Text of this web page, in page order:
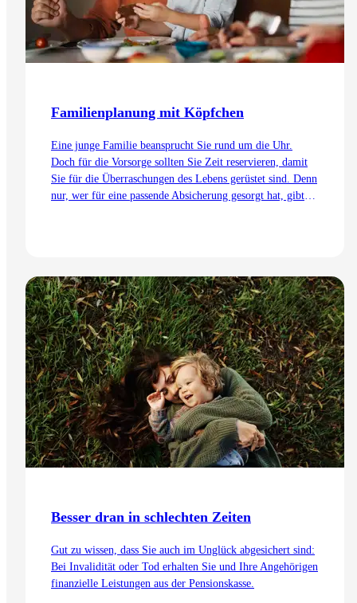
Familienplanung mit Köpfchen
Eine junge Familie beansprucht Sie rund um die Uhr.
Doch für die Vorsorge sollten Sie Zeit reservieren, damit
Sie für die Überraschungen des Lebens gerüstet sind. Denn
nur, wer für eine passende Absicherung gesorgt hat, gibt
Zum Artikel
Besser dran in schlechten Zeiten
Gut zu wissen, dass Sie auch im Unglück abgesichert sind:
Bei Invalidität oder Tod erhalten Sie und Ihre Angehörigen
finanzielle Leistungen aus der Pensionskasse.